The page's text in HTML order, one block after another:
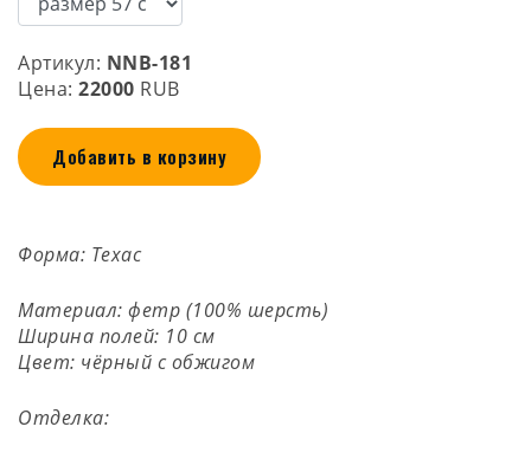
Артикул: NNB-181
Цена: 22000 RUB
Добавить в корзину
Форма: Техас
Материал: фетр (100% шерсть)
Ширина полей: 10 см
Цвет: чёрный с обжигом
Отделка: